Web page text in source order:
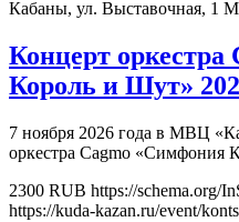
Кабаны, ул. Выставочная, 1
Концерт
Король и Шут»
7 ноября 2026 года в МВЦ
оркестра Cagmo «Симфония
2300 RUB https://schema.org/
https://kuda-kazan.ru/event/